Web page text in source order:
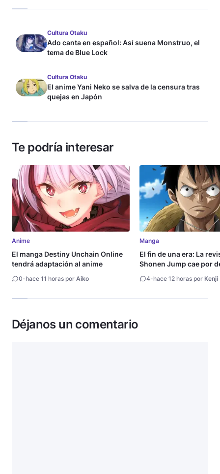
Cultura Otaku
Ado canta en español: Así suena Monstruo, el
tema de Blue Lock
Cultura Otaku
El anime Yani Neko se salva de la censura tras
quejas en Japón
Te podría interesar
Anime
El manga Destiny Unchain Online
tendrá adaptación al anime
0-hace 11 horas por Aiko
Manga
El fin de una era: La
Shonen Jump cae por
4-hace 12 horas por Kenji
Déjanos un comentario